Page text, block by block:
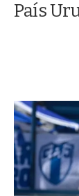
País